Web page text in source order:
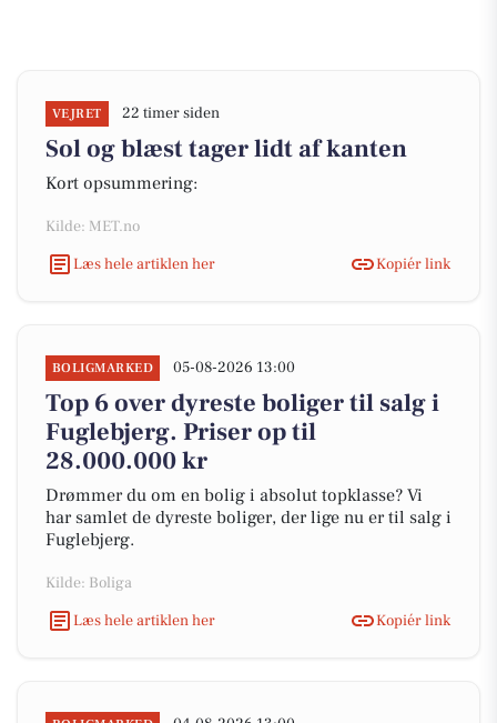
VEJRET 22 timer siden
Sol og blæst tager lidt af kanten
Kort opsummering:
Kilde: MET.no
Læs hele artiklen her
Kopiér link
BOLIGMARKED 05-08-2026 13:00
Top 6 over dyreste boliger til salg i
Fuglebjerg. Priser op til
28.000.000 kr
Drømmer du om en bolig i absolut topklasse? Vi
har samlet de dyreste boliger, der lige nu er til salg i
Fuglebjerg.
Kilde: Boliga
Læs hele artiklen her
Kopiér link